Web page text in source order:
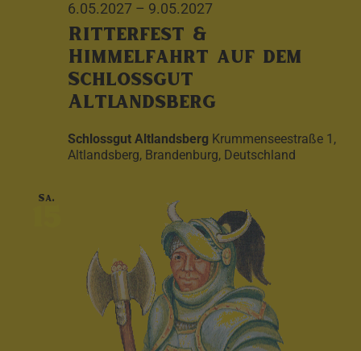
6.05.2027 – 9.05.2027
Ritterfest &
Himmelfahrt auf dem
Schlossgut
Altlandsberg
Schlossgut Altlandsberg Krummenseestraße 1,
Altlandsberg, Brandenburg, Deutschland
Sa.